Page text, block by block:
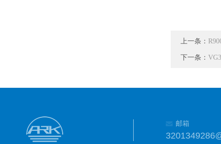
上一条：
下一条：
邮箱